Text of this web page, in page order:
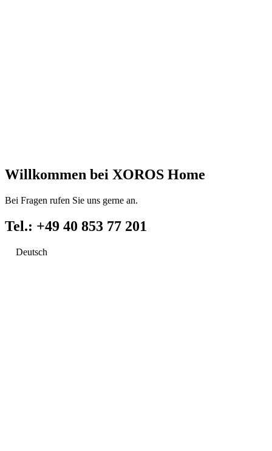
Willkommen bei XOROS Home
Bei Fragen rufen Sie uns gerne an.
Tel.: +49 40 853 77 201
Deutsch